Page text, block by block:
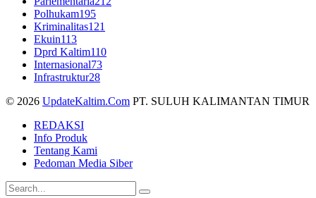
Polhukam195
Kriminalitas121
Ekuin113
Dprd Kaltim110
Internasional73
Infrastruktur28
© 2026 UpdateKaltim.Com PT. SULUH KALIMANTAN TIMUR
REDAKSI
Info Produk
Tentang Kami
Pedoman Media Siber